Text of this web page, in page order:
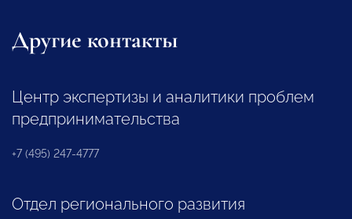
Другие контакты
Центр экспертизы и аналитики проблем
предпринимательства
+7 (495) 247-4777
Отдел регионального развития